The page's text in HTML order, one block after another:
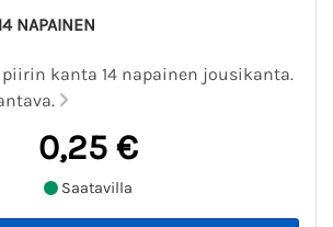
NAPAINEN
piirin kanta 14 napainen jousikanta.
0,25 €
Saatavilla